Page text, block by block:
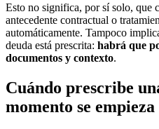
Esto no significa, por sí solo, que
antecedente contractual o
automáticamente. Tampoco
deuda está prescrita: habrá que
documentos y contexto.
Cuándo prescribe
momento se